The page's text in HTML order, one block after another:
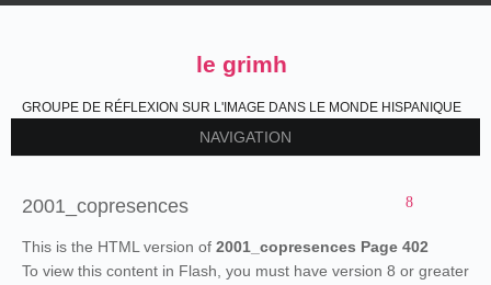
le grimh
GROUPE DE RÉFLEXION SUR L'IMAGE DANS LE MONDE HISPANIQUE
NAVIGATION
2001_copresences
This is the HTML version of 2001_copresences Page 402
To view this content in Flash, you must have version 8 or greater